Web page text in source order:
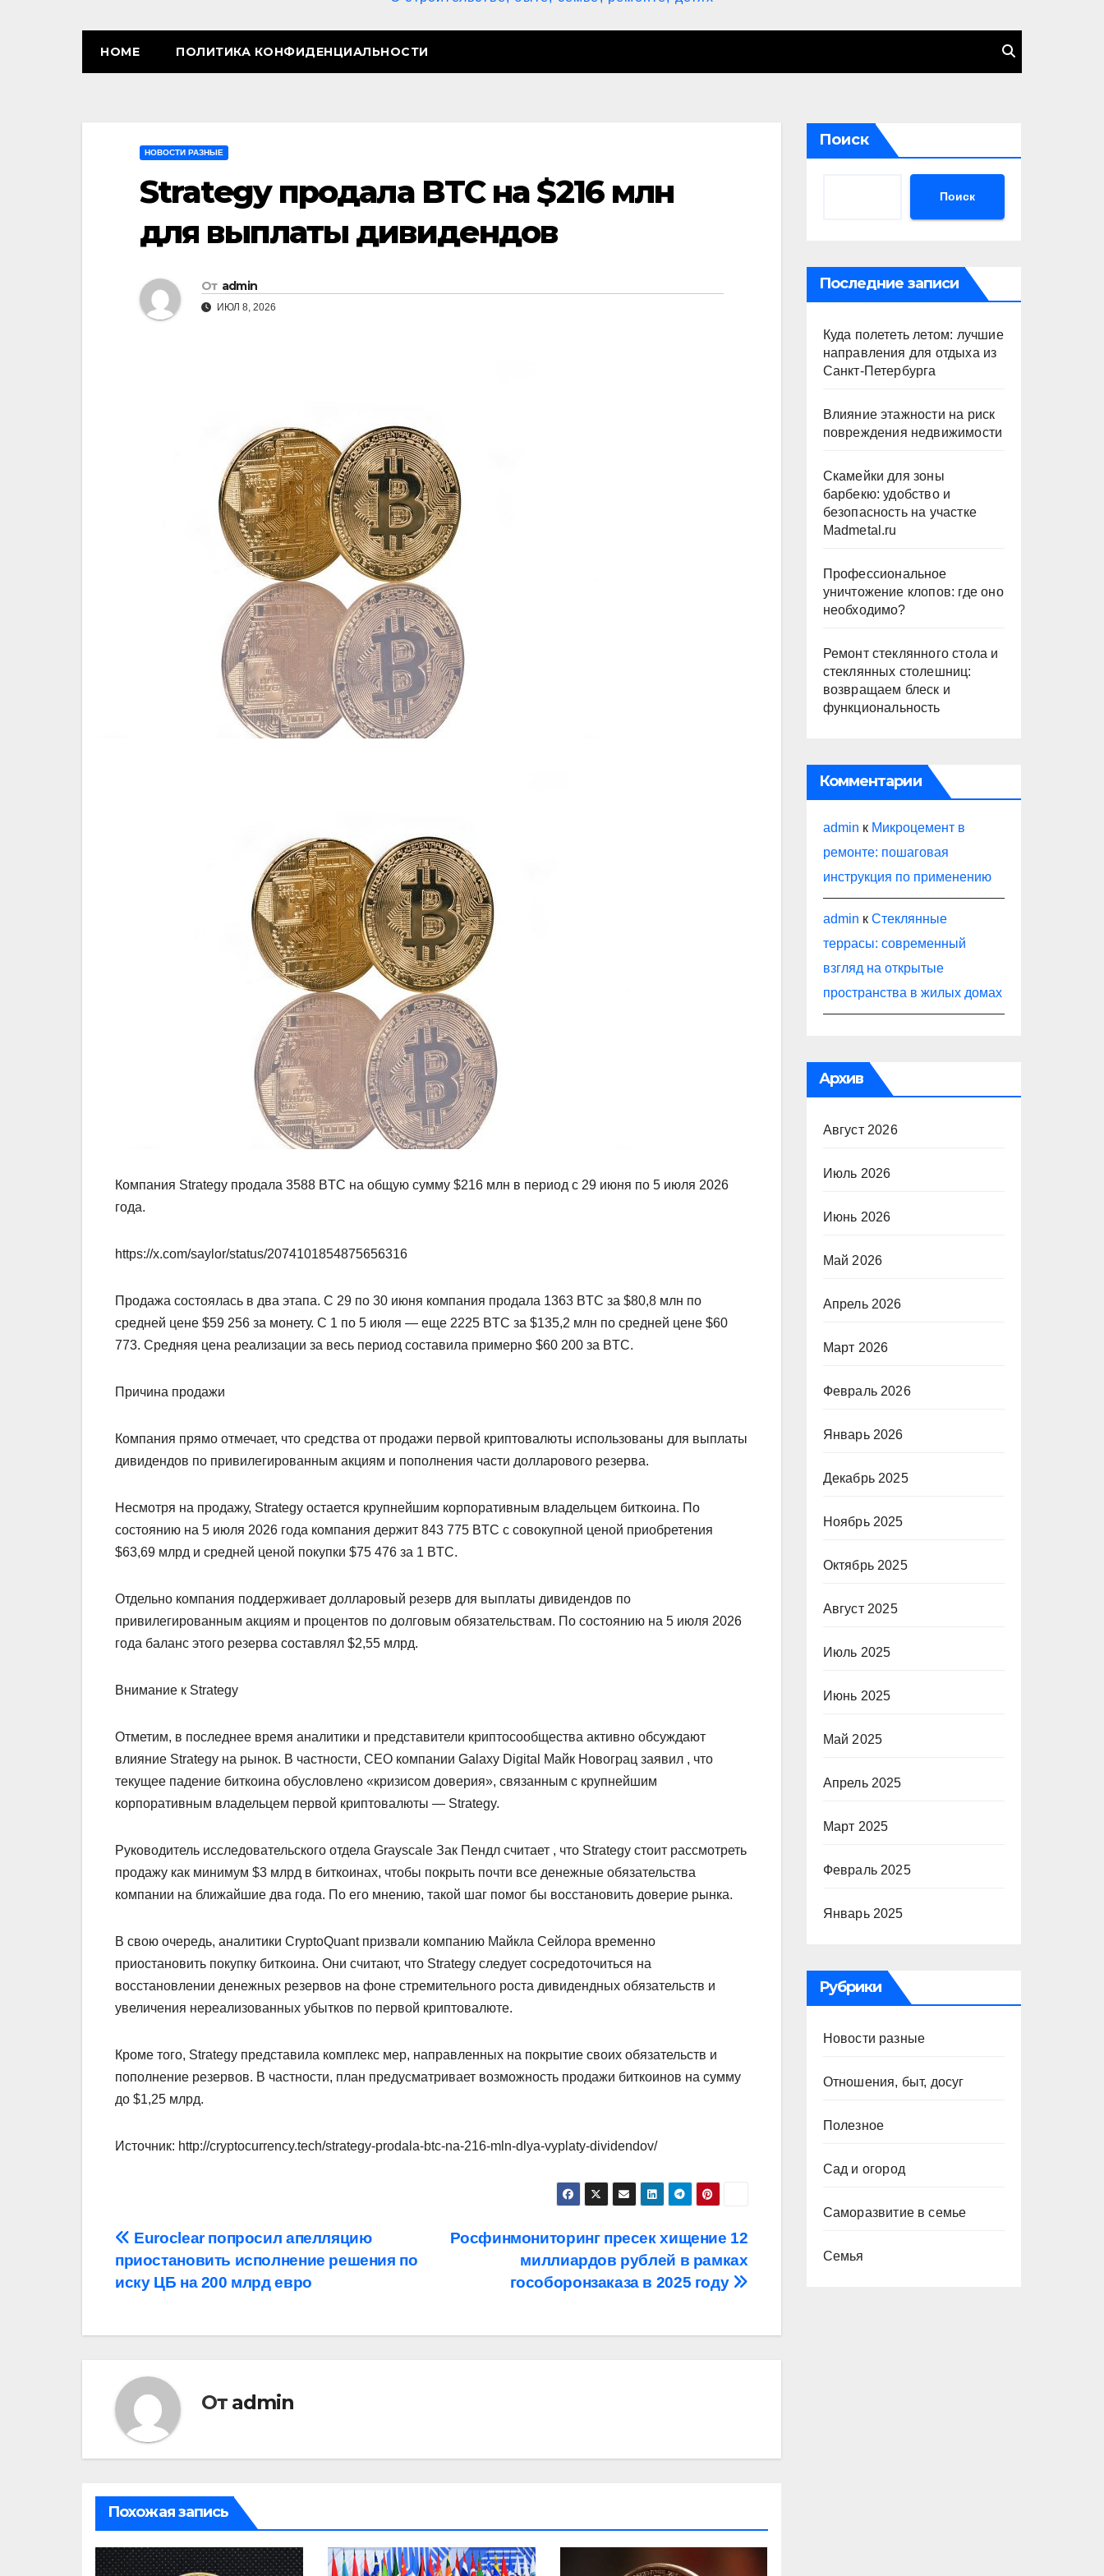
HOME ПОЛИТИКА КОНФИДЕНЦИАЛЬНОСТИ
НОВОСТИ РАЗНЫЕ
Strategy продала BTC на $216 млн
для выплаты дивидендов
От admin
ИЮЛ 8, 2026
Компания Strategy продала 3588 BTC на общую сумму $216 млн в период с 29 июня по 5 июля 2026
года.
https://x.com/saylor/status/2074101854875656316
Продажа состоялась в два этапа. С 29 по 30 июня компания продала 1363 BTC за $80,8 млн по
средней цене $59 256 за монету. С 1 по 5 июля — еще 2225 BTC за $135,2 млн по средней цене $60
773. Средняя цена реализации за весь период составила примерно $60 200 за BTC.
Причина продажи
Компания прямо отмечает, что средства от продажи первой криптовалюты использованы для выплаты
дивидендов по привилегированным акциям и пополнения части долларового резерва.
Несмотря на продажу, Strategy остается крупнейшим корпоративным владельцем биткоина. По
состоянию на 5 июля 2026 года компания держит 843 775 BTC с совокупной ценой приобретения
$63,69 млрд и средней ценой покупки $75 476 за 1 BTC.
Отдельно компания поддерживает долларовый резерв для выплаты дивидендов по
привилегированным акциям и процентов по долговым обязательствам. По состоянию на 5 июля 2026
года баланс этого резерва составлял $2,55 млрд.
Внимание к Strategy
Отметим, в последнее время аналитики и представители криптосообщества активно обсуждают
влияние Strategy на рынок. В частности, CEO компании Galaxy Digital Майк Новограц заявил , что
текущее падение биткоина обусловлено «кризисом доверия», связанным с крупнейшим
корпоративным владельцем первой криптовалюты — Strategy.
Руководитель исследовательского отдела Grayscale Зак Пендл считает , что Strategy стоит рассмотреть
продажу как минимум $3 млрд в биткоинах, чтобы покрыть почти все денежные обязательства
компании на ближайшие два года. По его мнению, такой шаг помог бы восстановить доверие рынка.
В свою очередь, аналитики CryptoQuant призвали компанию Майкла Сейлора временно
приостановить покупку биткоина. Они считают, что Strategy следует сосредоточиться на
восстановлении денежных резервов на фоне стремительного роста дивидендных обязательств и
увеличения нереализованных убытков по первой криптовалюте.
Кроме того, Strategy представила комплекс мер, направленных на покрытие своих обязательств и
пополнение резервов. В частности, план предусматривает возможность продажи биткоинов на сумму
до $1,25 млрд.
Источник: http://cryptocurrency.tech/strategy-prodala-btc-na-216-mln-dlya-vyplaty-dividendov/
Навигация
по
Росфинмониторинг пресек хищение 12
миллиардов рублей в рамках
гособоронзаказа в 2025 году
Euroclear попросил апелляцию
приостановить исполнение решения по
иску ЦБ на 200 млрд евро
От admin
Похожая запись
Поиск
Поиск
Последние записи
Куда полететь летом: лучшие
направления для отдыха из
Санкт-Петербурга
Влияние этажности на риск
повреждения недвижимости
Скамейки для зоны
барбекю: удобство и
безопасность на участке
Madmetal.ru
Профессиональное
уничтожение клопов: где оно
необходимо?
Ремонт стеклянного стола и
стеклянных столешниц:
возвращаем блеск и
функциональность
Комментарии
admin к Микроцемент в
ремонте: пошаговая
инструкция по применению
admin к Стеклянные
террасы: современный
взгляд на открытые
пространства в жилых домах
Архив
Август 2026
Июль 2026
Июнь 2026
Май 2026
Апрель 2026
Март 2026
Февраль 2026
Январь 2026
Декабрь 2025
Ноябрь 2025
Октябрь 2025
Август 2025
Июль 2025
Июнь 2025
Май 2025
Апрель 2025
Март 2025
Февраль 2025
Январь 2025
Рубрики
Новости разные
Отношения, быт, досуг
Полезное
Сад и огород
Саморазвитие в семье
Семья